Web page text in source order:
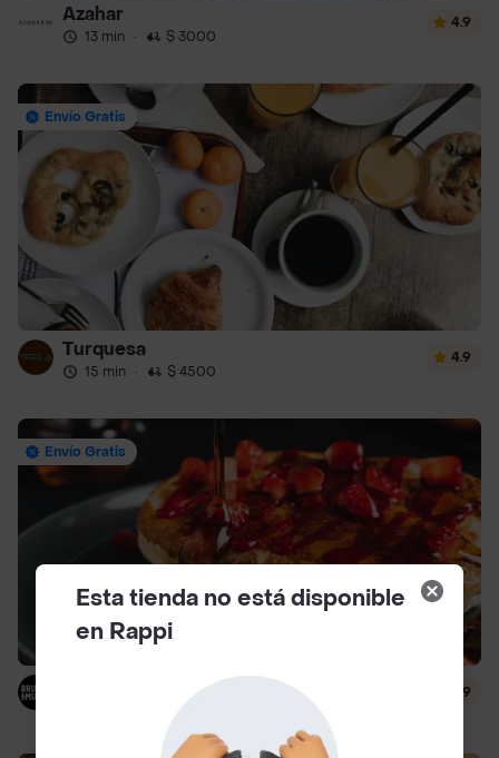
Azahar
13 min · $ 3000
4.9
Envío Gratis
Turquesa
15 min · $ 4500
4.9
Envío Gratis
Brunch & Munch
$ 3500
4.9
Esta tienda no está disponible
en Rappi